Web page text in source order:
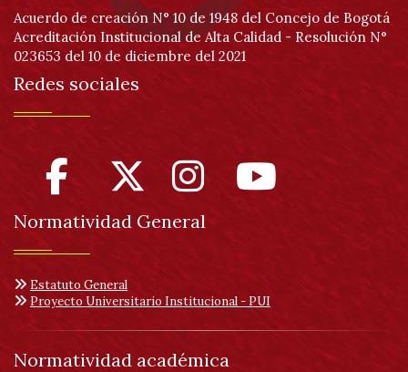
Acuerdo de creación N° 10 de 1948 del Concejo de Bogotá
Acreditación Institucional de Alta Calidad - Resolución N°
023653 del 10 de diciembre del 2021
Redes sociales
Normatividad General
Estatuto General
Proyecto Universitario Institucional - PUI
Normatividad académica